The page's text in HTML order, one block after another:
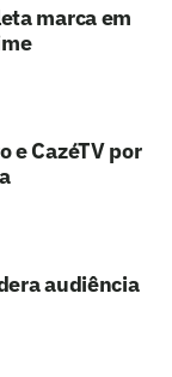
marca em
e CazéTV por
audiência